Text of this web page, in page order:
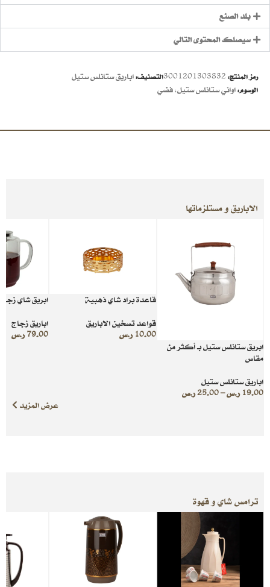
بلد الصنع
سيصلك المحتوى التالي
رمز المنتج: 3001201303832التصنيف:اباريق ستانلس ستيل
الوسوم:اواني ستانلس ستيل,فضي
الاباريق و مستلزماتها
ابريق ستانلس ستيل بـ أكثر من
مقاس
اباريق ستانلس ستيل
19.00 ر.س–
25.00ر.س
قاعدة براد شاي ذهبية
قواعد تسخين الاباريق
10.00 ر.س
ابريق شاي
اباريق زجاج
79.00ر.س
عرض المزيد
ترامس شاي و قهوة